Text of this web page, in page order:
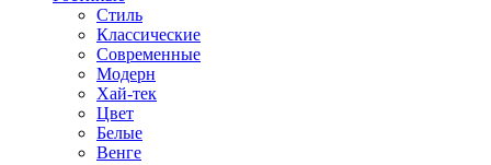
Стиль
Классические
Современные
Модерн
Хай-тек
Цвет
Белые
Венге